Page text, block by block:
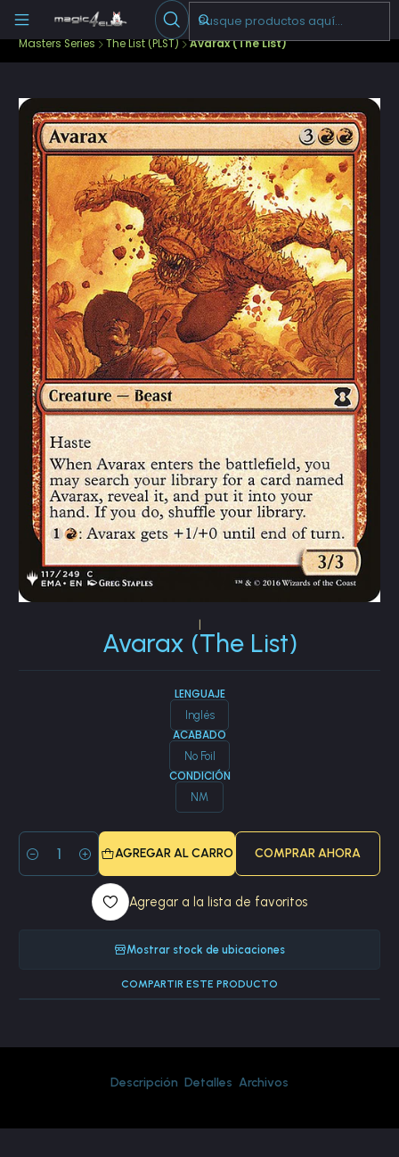
Escribenos
Cartas Sueltas Magic Ediciones Especiales
Masters Series The List (PLST) Avarax (The List)
Avarax (The List)
LENGUAJE
Inglés
ACABADO
No Foil
CONDICIÓN
NM
Cantidad
AGREGAR AL CARRO COMPRAR AHORA
Agregar a la lista de favoritos
Mostrar stock de ubicaciones
COMPARTIR ESTE PRODUCTO
Descripción Detalles Archivos